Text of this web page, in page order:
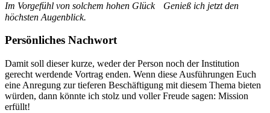
Im Vorgefühl von solchem hohen Glück Genieß ich jetzt den
höchsten Augenblick.
Persönliches Nachwort
Damit soll dieser kurze, weder der Person noch der Institution
gerecht werdende Vortrag enden. Wenn diese Ausführungen Euch
eine Anregung zur tieferen Beschäftigung mit diesem Thema bieten
würden, dann könnte ich stolz und voller Freude sagen: Mission
erfüllt!